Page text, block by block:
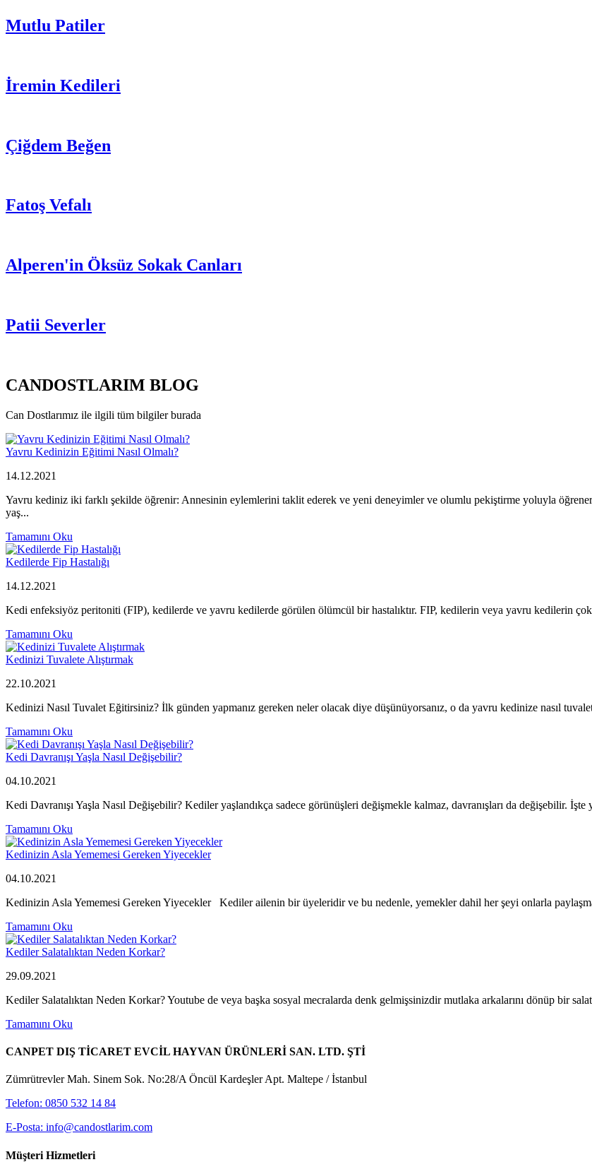
Mutlu Patiler
İremin Kedileri
Çiğdem Beğen
Fatoş Vefalı
Alperen'in Öksüz Sokak Canları
Patii Severler
CANDOSTLARIM BLOG
Can Dostlarımız ile ilgili tüm bilgiler burada
Yavru Kedinizin Eğitimi Nasıl Olmalı?
14.12.2021
Yavru kediniz iki farklı şekilde öğrenir: Annesinin eylemlerini taklit ederek ve yeni deneyimler ve olumlu pekiştirme yoluyla
yaş...
Tamamını Oku
Kedilerde Fip Hastalığı
14.12.2021
Kedi enfeksiyöz peritoniti (FIP), kedilerde ve yavru kedilerde görülen ölümcül bir hastalıktır. FIP, kedilerin veya yavru kedilerin
Tamamını Oku
Kedinizi Tuvalete Alıştırmak
22.10.2021
Kedinizi Nasıl Tuvalet Eğitirsiniz? İlk günden yapmanız gereken neler olacak diye düşünüyorsanız, o da yavru kedinize nasıl
Tamamını Oku
Kedi Davranışı Yaşla Nasıl Değişebilir?
04.10.2021
Kedi Davranışı Yaşla Nasıl Değişebilir? Kediler yaşlandıkça sadece görünüşleri değişmekle kalmaz, davranışları da değişebilir. İşte
Tamamını Oku
Kedinizin Asla Yememesi Gereken Yiyecekler
04.10.2021
Kedinizin Asla Yememesi Gereken Yiyecekler Kediler ailenin bir üyeleridir ve bu nedenle, yemekler dahil her şeyi onlarla
Tamamını Oku
Kediler Salatalıktan Neden Korkar?
29.09.2021
Kediler Salatalıktan Neden Korkar? Youtube de veya başka sosyal mecralarda denk gelmişsinizdir mutlaka arkalarını dönüp bir
Tamamını Oku
CANPET DIŞ TİCARET EVCİL HAYVAN ÜRÜNLERİ SAN. LTD. ŞTİ
Zümrütrevler Mah. Sinem Sok. No:28/A Öncül Kardeşler Apt. Maltepe / İstanbul
Telefon: 0850 532 14 84
E-Posta: info@candostlarim.com
Müşteri Hizmetleri